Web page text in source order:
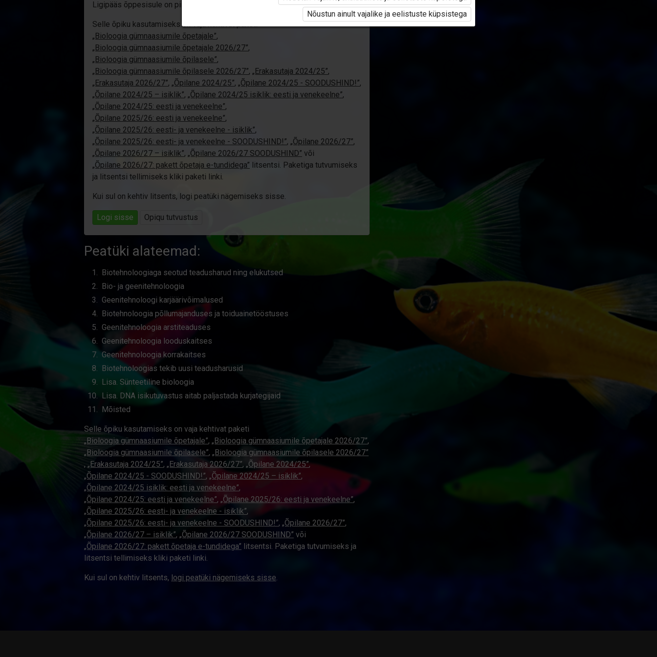
Ligipääs õppesisule on piiratud. Sa ei ole Opiqusse sisse logitud.
Selle õpiku kasutamiseks on vaja kehtivat paketi
„Bioloogia gümnaasiumile õpetajale”,
„Bioloogia gümnaasiumile õpetajale 2026/27”,
„Bioloogia gümnaasiumile õpilasele”,
„Bioloogia gümnaasiumile õpilasele 2026/27”, „Erakasutaja 2024/25”,
„Erakasutaja 2026/27”, „Õpilane 2024/25”, „Õpilane 2024/25 - SOODUSHIND!”,
„Õpilane 2024/25 – isiklik”, „Õpilane 2024/25 isiklik: eesti ja venekeelne”,
„Õpilane 2024/25: eesti ja venekeelne”,
„Õpilane 2025/26: eesti ja venekeelne”,
„Õpilane 2025/26: eesti- ja venekeelne - isiklik”,
„Õpilane 2025/26: eesti- ja venekeelne - SOODUSHIND!”, „Õpilane 2026/27”,
„Õpilane 2026/27 – isiklik”, „Õpilane 2026/27 SOODUSHIND” või
„Õpilane 2026/27: pakett õpetaja e-tundidega” litsentsi. Paketiga tutvumiseks
ja litsentsi tellimiseks kliki paketi linki.
Kui sul on kehtiv litsents, logi peatüki nägemiseks sisse.
Logi sisse Opiqu tutvustus
Peatüki alateemad:
Biotehno­loogiaga seotud teadus­harud ning elu­kutsed
Bio- ja geeni­tehnoloogia
Geenite­hnoloogi karjääri­võimalused
Bio­tehnoloogia põllu­majanduses ja toiduaine­tööstuses
Geenitehnoloogia arstiteaduses
Geenitehnoloogia looduskaitses
Geenitehnoloogia korrakaitses
Biotehnoloogias tekib uusi teadusharusid
Lisa. Sünteetiline bioloogia
Lisa. DNA isikutuvastus aitab paljastada kurjategijaid
Mõisted
Selle õpiku kasutamiseks on vaja kehtivat paketi
„Bioloogia gümnaasiumile õpetajale”, „Bioloogia gümnaasiumile õpetajale 2026/27”,
„Bioloogia gümnaasiumile õpilasele”, „Bioloogia gümnaasiumile õpilasele 2026/27”
, „Erakasutaja 2024/25”, „Erakasutaja 2026/27”, „Õpilane 2024/25”,
„Õpilane 2024/25 - SOODUSHIND!”, „Õpilane 2024/25 – isiklik”,
„Õpilane 2024/25 isiklik: eesti ja venekeelne”,
„Õpilane 2024/25: eesti ja venekeelne”, „Õpilane 2025/26: eesti ja venekeelne”,
„Õpilane 2025/26: eesti- ja venekeelne - isiklik”,
„Õpilane 2025/26: eesti- ja venekeelne - SOODUSHIND!”, „Õpilane 2026/27”,
„Õpilane 2026/27 – isiklik”, „Õpilane 2026/27 SOODUSHIND” või
„Õpilane 2026/27: pakett õpetaja e-tundidega” litsentsi. Paketiga tutvumiseks ja
litsentsi tellimiseks kliki paketi linki.
Kui sul on kehtiv litsents, logi peatüki nägemiseks sisse.
Nõustun ainult vajalike ja eelistuste küpsistega